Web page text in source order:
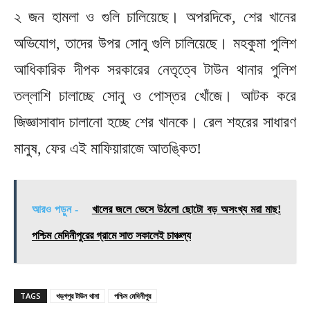
২ জন হামলা ও গুলি চালিয়েছে। অপরদিকে, শের খানের
অভিযোগ, তাদের উপর সোনু গুলি চালিয়েছে। মহকুমা পুলিশ
আধিকারিক দীপক সরকারের নেতৃত্বে টাউন থানার পুলিশ
তল্লাশি চালাচ্ছে সোনু ও পোস্তর খোঁজে। আটক করে
জিজ্ঞাসাবাদ চালানো হচ্ছে শের খানকে। রেল শহরের সাধারণ
মানুষ, ফের এই মাফিয়ারাজে আতঙ্কিত!
আরও পড়ুন - খালের জলে ভেসে উঠলো ছোটো বড় অসংখ্য মরা মাছ!
পশ্চিম মেদিনীপুরের গ্রামে সাত সকালেই চাঞ্চল্য
TAGS খড়্গপুর টাউন থানা পশ্চিম মেদিনীপুর